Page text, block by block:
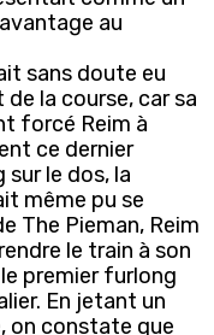
au
sans doute eu
la course, car sa
forcé Reim à
ce dernier
le dos, la
même pu se
The Pieman, Reim
le train à son
premier furlong
En jetant un
on constate que